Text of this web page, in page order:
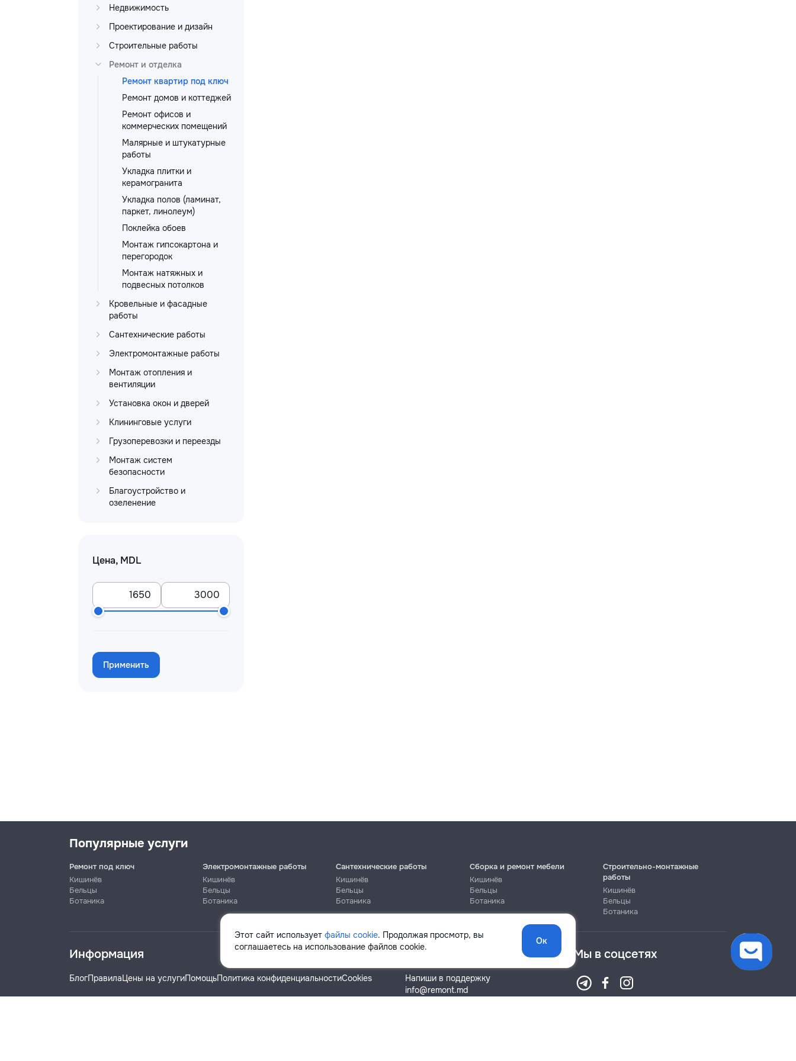
Недвижимость
Проектирование и дизайн
Строительные работы
Ремонт и отделка
Ремонт квартир под ключ
Ремонт домов и коттеджей
Ремонт офисов и
коммерческих помещений
Малярные и штукатурные
работы
Укладка плитки и
керамогранита
Укладка полов (ламинат,
паркет, линолеум)
Поклейка обоев
Монтаж гипсокартона и
перегородок
Монтаж натяжных и
подвесных потолков
Кровельные и фасадные
работы
Сантехнические работы
Электромонтажные работы
Монтаж отопления и
вентиляции
Установка окон и дверей
Клининговые услуги
Грузоперевозки и переезды
Монтаж систем
безопасности
Благоустройство и
озеленение
Цена, MDL
Применить
Этот сайт использует файлы cookie. Продолжая просмотр, вы
соглашаетесь на использование файлов cookie.
Ок
Популярные услуги
Ремонт под ключ
Кишинёв
Бельцы
Ботаника
Электромонтажные работы
Кишинёв
Бельцы
Ботаника
Сантехнические работы
Кишинёв
Бельцы
Ботаника
Сборка и ремонт мебели
Кишинёв
Бельцы
Ботаника
Строительно-монтажные
работы
Кишинёв
Бельцы
Ботаника
Информация
БлогПравилаЦены на услугиПомощьПолитика конфиденциальностиCookies
Помощь
Напиши в поддержку
info@remont.md
Мы в соцсетях